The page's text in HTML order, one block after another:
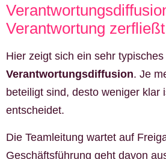
Verantwortung zerfließt
Hier zeigt sich ein sehr
Verantwortungsdiffusion. Je
beteiligt sind, desto weniger klar
entscheidet.
Die Teamleitung wartet auf
Geschäftsführung geht davon